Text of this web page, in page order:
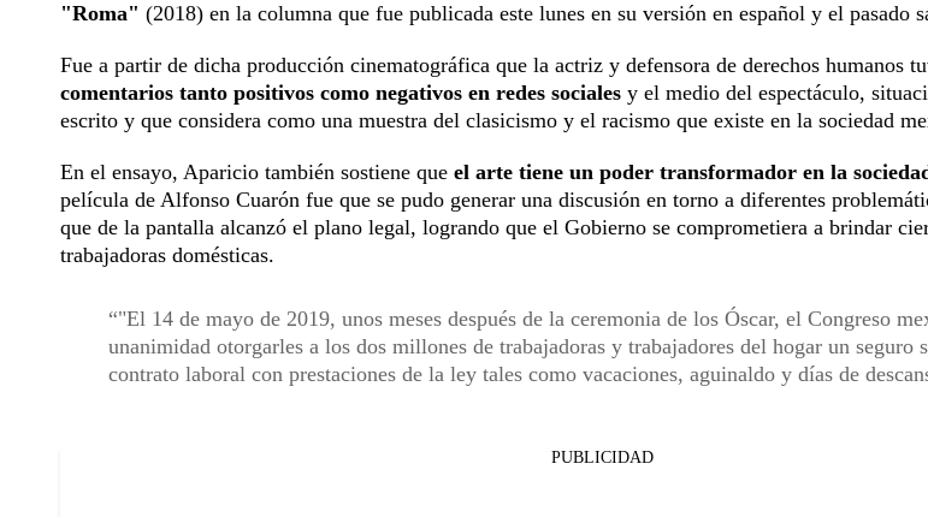
"Roma" (2018) en la columna que fue publicada este lunes en su versión en español y el pasado
Fue a partir de dicha producción cinematográfica que la actriz y defensora de derechos humanos
comentarios tanto positivos como negativos en redes sociales y el medio del espectáculo,
escrito y que considera como una muestra del clasicismo y el racismo que existe en la sociedad
En el ensayo, Aparicio también sostiene que el arte tiene un poder transformador en la
película de Alfonso Cuarón fue que se pudo generar una discusión en torno a diferentes
que de la pantalla alcanzó el plano legal, logrando que el Gobierno se comprometiera a brindar
trabajadoras domésticas.
"El 14 de mayo de 2019, unos meses después de la ceremonia de los Óscar, el Congreso
unanimidad otorgarles a los dos millones de trabajadoras y trabajadores del hogar un seguro
contrato laboral con prestaciones de la ley tales como vacaciones, aguinaldo y días de
PUBLICIDAD